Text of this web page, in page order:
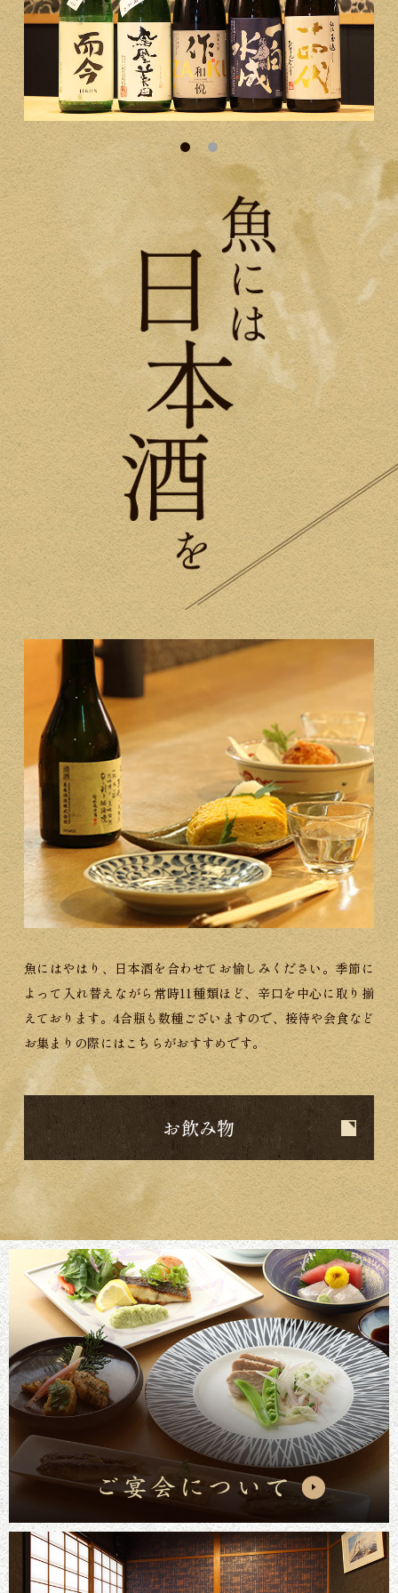
魚にはやはり、日本酒を合わせてお愉しみください。季節に
よって入れ替えながら常時11種類ほど、辛口を中心に取り揃
えております。4合瓶も数種ございますので、接待や会食など
お集まりの際にはこちらがおすすめです。
お飲み物